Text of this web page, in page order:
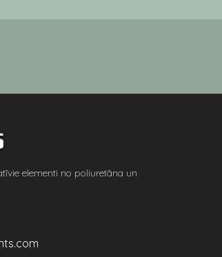
elementi no poliuretāna un